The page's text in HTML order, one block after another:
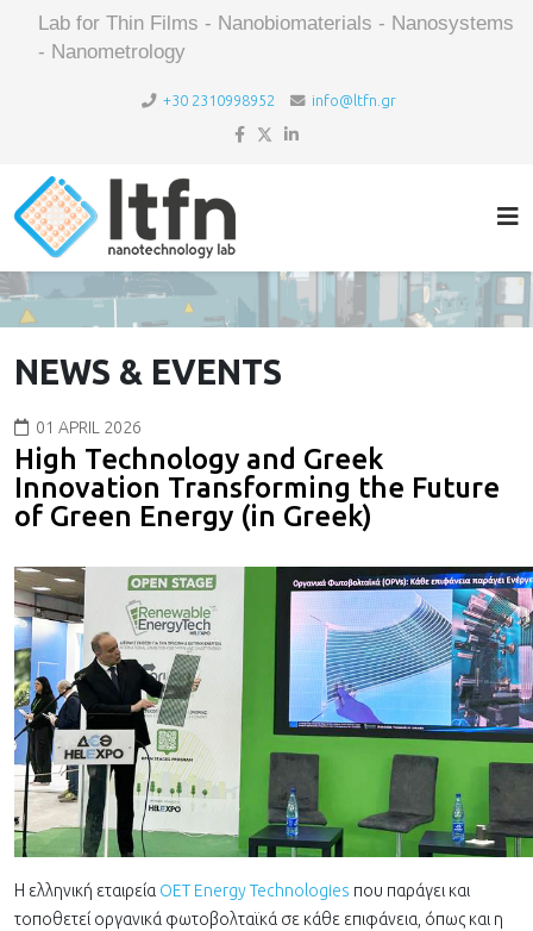
Lab for Thin Films - Nanobiomaterials - Nanosystems
- Nanometrology
+30 2310998952 info@ltfn.gr
NEWS & EVENTS
01 APRIL 2026
High Technology and Greek
Innovation Transforming the Future
of Green Energy (in Greek)
Η ελληνική εταιρεία OET Energy Technologies που παράγει και
τοποθετεί οργανικά φωτοβολταϊκά σε κάθε επιφάνεια, όπως και η